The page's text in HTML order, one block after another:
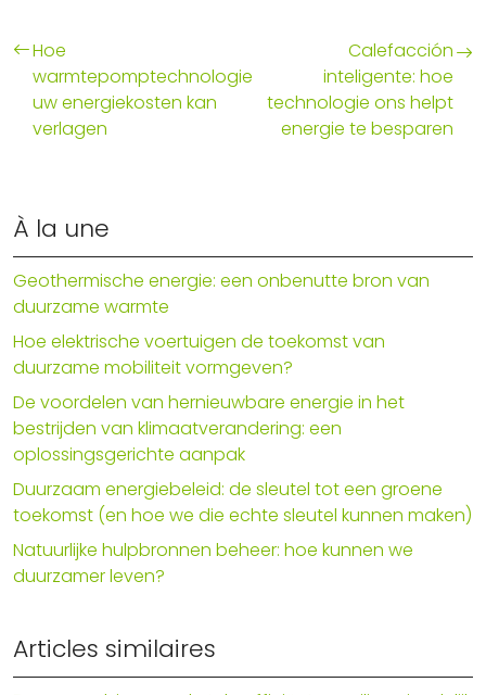
Hoe
warmtepomptechnologie
uw energiekosten kan
verlagen
Calefacción
inteligente: hoe
technologie ons helpt
energie te besparen
À la une
Geothermische energie: een onbenutte bron van
duurzame warmte
Hoe elektrische voertuigen de toekomst van
duurzame mobiliteit vormgeven?
De voordelen van hernieuwbare energie in het
bestrijden van klimaatverandering: een
oplossingsgerichte aanpak
Duurzaam energiebeleid: de sleutel tot een groene
toekomst (en hoe we die echte sleutel kunnen maken)
Natuurlijke hulpbronnen beheer: hoe kunnen we
duurzamer leven?
Articles similaires